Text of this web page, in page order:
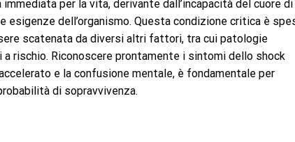
per la vita, derivante dall’incapacità del cuore di
esigenze dell’organismo. Questa condizione critica è
scatenata da diversi altri fattori, tra cui patologie
rischio. Riconoscere prontamente i sintomi dello shock
e la confusione mentale, è fondamentale per
di sopravvivenza.